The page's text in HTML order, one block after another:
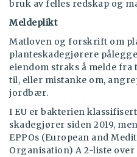
bruk av felles redskap og
Meldeplikt
Matloven og forskrift om
planteskadegjørere
eiendom straks å melde
til, eller mistanke om,
jordbær.
I EU er bakterien
skadegjører siden 2019,
EPPOs (European and
Organisation) A 2-liste